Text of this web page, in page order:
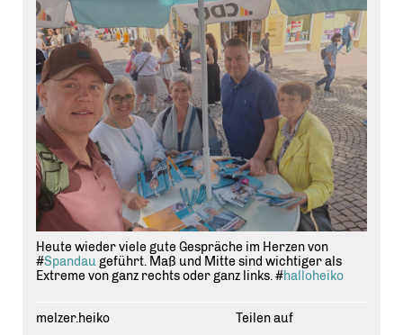
Heute wieder viele gute Gespräche im Herzen von
#Spandau geführt. Maß und Mitte sind wichtiger als
Extreme von ganz rechts oder ganz links. #halloheiko
melzer.heiko Teilen auf